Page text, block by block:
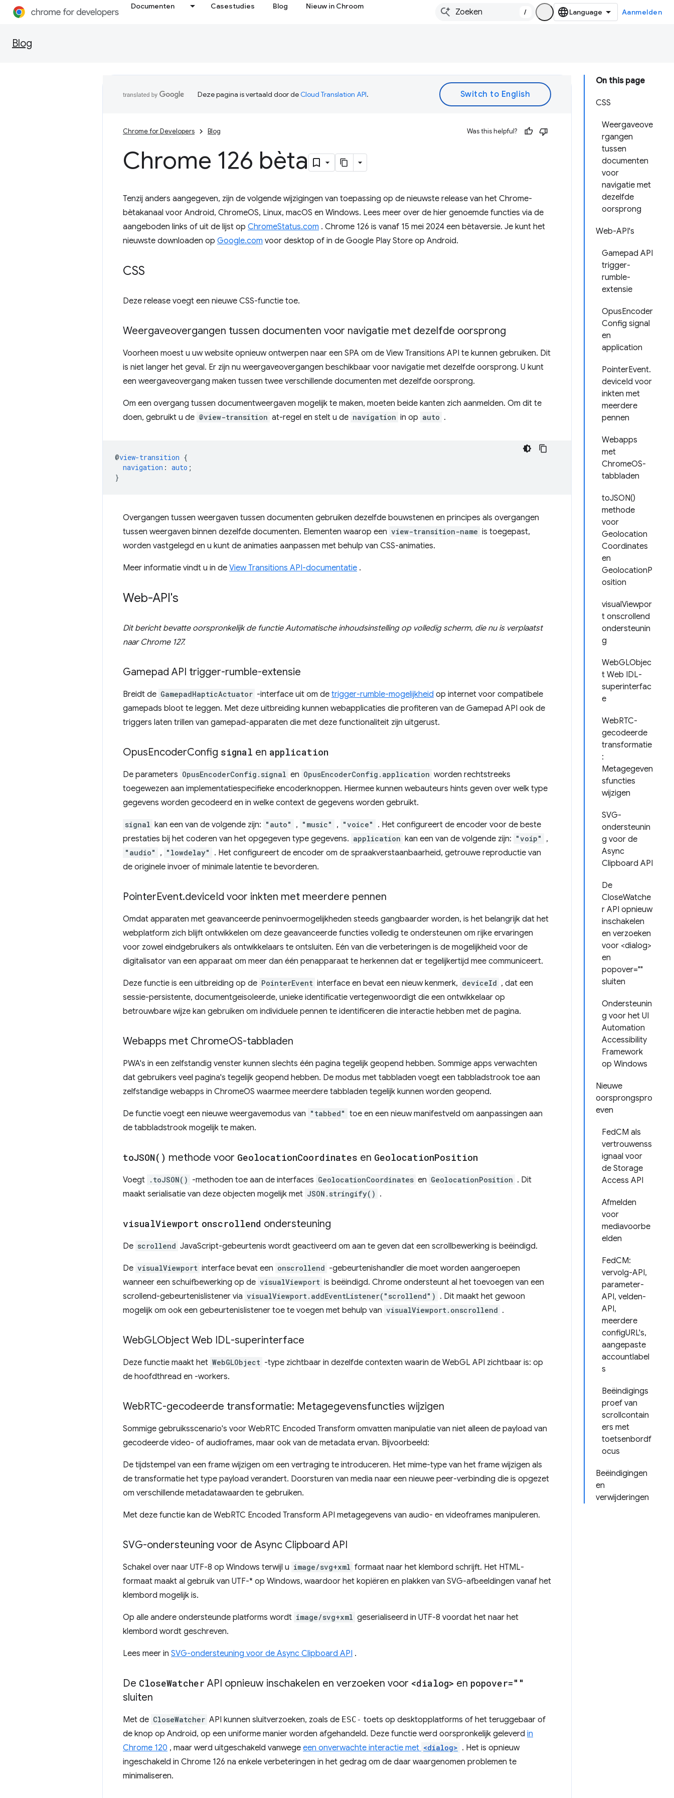
Documenten Casestudies Blog Nieuw in Chroom
/ Aanmelden
Blog
On this page
CSS
Weergaveove
rgangen
tussen
documenten
voor
navigatie met
dezelfde
oorsprong
Web-API's
Gamepad API
trigger-
rumble-
extensie
OpusEncoder
Config signal
en
application
PointerEvent.
deviceId voor
inkten met
meerdere
pennen
Webapps
met
ChromeOS-
tabbladen
toJSON()
methode
voor
Geolocation
Coordinates
en
GeolocationP
osition
visualViewpor
t onscrollend
ondersteunin
g
WebGLObjec
t Web IDL-
superinterfac
e
WebRTC-
gecodeerde
transformatie
:
Metagegeven
sfuncties
wijzigen
SVG-
ondersteunin
g voor de
Async
Clipboard API
De
CloseWatche
r API opnieuw
inschakelen
en verzoeken
voor <dialog>
en
popover=""
sluiten
Ondersteunin
g voor het UI
Automation
Accessibility
Framework
op Windows
Nieuwe
oorsprongspro
even
FedCM als
vertrouwenss
ignaal voor
de Storage
Access API
Afmelden
voor
mediavoorbe
elden
FedCM:
vervolg-API,
parameter-
API, velden-
API,
meerdere
configURL's,
aangepaste
accountlabel
s
Beëindigings
proef van
scrollcontain
ers met
toetsenbordf
ocus
Beëindigingen
en
verwijderingen
Deze pagina is vertaald door deCloud Translation API.
Chrome for Developers Blog Was this helpful?
Chrome 126 bèta
Tenzij anders aangegeven, zijn de volgende wijzigingen van toepassing op de nieuwste release van het Chrome-
bètakanaal voor Android, ChromeOS, Linux, macOS en Windows. Lees meer over de hier genoemde functies via de
aangeboden links of uit de lijst op ChromeStatus.com . Chrome 126 is vanaf 15 mei 2024 een bètaversie. Je kunt het
nieuwste downloaden op Google.com voor desktop of in de Google Play Store op Android.
CSS
Deze release voegt een nieuwe CSS-functie toe.
Weergaveovergangen tussen documenten voor navigatie met dezelfde oorsprong
Voorheen moest u uw website opnieuw ontwerpen naar een SPA om de View Transitions API te kunnen gebruiken. Dit
is niet langer het geval. Er zijn nu weergaveovergangen beschikbaar voor navigatie met dezelfde oorsprong. U kunt
een weergaveovergang maken tussen twee verschillende documenten met dezelfde oorsprong.
Om een ​​overgang tussen documentweergaven mogelijk te maken, moeten beide kanten zich aanmelden. Om dit te
doen, gebruikt u de @view-transition at-regel en stelt u de navigation in op auto .
@view-transition {
navigation : auto ;
}
Overgangen tussen weergaven tussen documenten gebruiken dezelfde bouwstenen en principes als overgangen
tussen weergaven binnen dezelfde documenten. Elementen waarop een view-transition-name is toegepast,
worden vastgelegd en u kunt de animaties aanpassen met behulp van CSS-animaties.
Meer informatie vindt u in de View Transitions API-documentatie .
Web-API's
Dit bericht bevatte oorspronkelijk de functie Automatische inhoudsinstelling op volledig scherm, die nu is verplaatst
naar Chrome 127.
Gamepad API trigger-rumble-extensie
Breidt de GamepadHapticActuator -interface uit om de trigger-rumble-mogelijkheid op internet voor compatibele
gamepads bloot te leggen. Met deze uitbreiding kunnen webapplicaties die profiteren van de Gamepad API ook de
triggers laten trillen van gamepad-apparaten die met deze functionaliteit zijn uitgerust.
OpusEncoderConfig signal en application
De parameters OpusEncoderConfig.signal en OpusEncoderConfig.application worden rechtstreeks
toegewezen aan implementatiespecifieke encoderknoppen. Hiermee kunnen webauteurs hints geven over welk type
gegevens worden gecodeerd en in welke context de gegevens worden gebruikt.
signal kan een van de volgende zijn: "auto" , "music" , "voice"
. Het configureert de encoder voor de beste
prestaties bij het coderen van het opgegeven type gegevens. application kan een van de volgende zijn: "voip" ,
"audio" , "lowdelay"
. Het configureert de encoder om de spraakverstaanbaarheid, getrouwe reproductie van
de originele invoer of minimale latentie te bevorderen.
PointerEvent.deviceId voor inkten met meerdere pennen
Omdat apparaten met geavanceerde peninvoermogelijkheden steeds gangbaarder worden, is het belangrijk dat het
webplatform zich blijft ontwikkelen om deze geavanceerde functies volledig te ondersteunen om rijke ervaringen
voor zowel eindgebruikers als ontwikkelaars te ontsluiten. Eén van die verbeteringen is de mogelijkheid voor de
digitalisator van een apparaat om meer dan één penapparaat te herkennen dat er tegelijkertijd mee communiceert.
Deze functie is een uitbreiding op de PointerEvent interface en bevat een nieuw kenmerk, deviceId , dat een
sessie-persistente, documentgeïsoleerde, unieke identificatie vertegenwoordigt die een ontwikkelaar op
betrouwbare wijze kan gebruiken om individuele pennen te identificeren die interactie hebben met de pagina.
Webapps met ChromeOS-tabbladen
PWA's in een zelfstandig venster kunnen slechts één pagina tegelijk geopend hebben. Sommige apps verwachten
dat gebruikers veel pagina's tegelijk geopend hebben. De modus met tabbladen voegt een tabbladstrook toe aan
zelfstandige webapps in ChromeOS waarmee meerdere tabbladen tegelijk kunnen worden geopend.
De functie voegt een nieuwe weergavemodus van "tabbed" toe en een nieuw manifestveld om aanpassingen aan
de tabbladstrook mogelijk te maken.
toJSON( ) methode voor GeolocationCoordinates en GeolocationPosition
Voegt .toJSON() -methoden toe aan de interfaces GeolocationCoordinates en GeolocationPosition . Dit
maakt serialisatie van deze objecten mogelijk met JSON.stringify() .
visualViewport onscrollend ondersteuning
De scrollend JavaScript-gebeurtenis wordt geactiveerd om aan te geven dat een scrollbewerking is beëindigd.
De visualViewport interface bevat een onscrollend -gebeurtenishandler die moet worden aangeroepen
wanneer een schuifbewerking op de visualViewport is beëindigd. Chrome ondersteunt al het toevoegen van een
scrollend-gebeurtenislistener via visualViewport.addEventListener("scrollend") . Dit maakt het gewoon
mogelijk om ook een gebeurtenislistener toe te voegen met behulp van visualViewport.onscrollend .
WebGLObject Web IDL-superinterface
Deze functie maakt het WebGLObject -type zichtbaar in dezelfde contexten waarin de WebGL API zichtbaar is: op
de hoofdthread en -workers.
WebRTC-gecodeerde transformatie: Metagegevensfuncties wijzigen
Sommige gebruiksscenario's voor WebRTC Encoded Transform omvatten manipulatie van niet alleen de payload van
gecodeerde video- of audioframes, maar ook van de metadata ervan. Bijvoorbeeld:
De tijdstempel van een frame wijzigen om een ​​vertraging te introduceren. Het mime-type van het frame wijzigen als
de transformatie het type payload verandert. Doorsturen van media naar een nieuwe peer-verbinding die is opgezet
om verschillende metadatawaarden te gebruiken.
Met deze functie kan de WebRTC Encoded Transform API metagegevens van audio- en videoframes manipuleren.
SVG-ondersteuning voor de Async Clipboard API
Schakel over naar UTF-8 op Windows terwijl u image/svg+xml formaat naar het klembord schrijft. Het HTML-
formaat maakt al gebruik van UTF-* op Windows, waardoor het kopiëren en plakken van SVG-afbeeldingen vanaf het
klembord mogelijk is.
Op alle andere ondersteunde platforms wordt image/svg+xml geserialiseerd in UTF-8 voordat het naar het
klembord wordt geschreven.
Lees meer in SVG-ondersteuning voor de Async Clipboard API .
De CloseWatcher API opnieuw inschakelen en verzoeken voor <dialog> en popover=""
sluiten
Met de CloseWatcher API kunnen sluitverzoeken, zoals de ESC- toets op desktopplatforms of het teruggebaar of
de knop op Android, op een uniforme manier worden afgehandeld. Deze functie werd oorspronkelijk geleverd in
Chrome 120 , maar werd uitgeschakeld vanwege een onverwachte interactie met <dialog> . Het is opnieuw
ingeschakeld in Chrome 126 na enkele verbeteringen in het gedrag om de daar waargenomen problemen te
minimaliseren.